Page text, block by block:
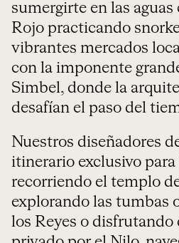
sumergirte en las
Rojo practicando
vibrantes mercados
con la imponente
Simbel, donde la
desafían el paso del
Nuestros diseñadores
itinerario exclusivo para
recorriendo el templo
explorando las tumbas
los Reyes o disfrutando